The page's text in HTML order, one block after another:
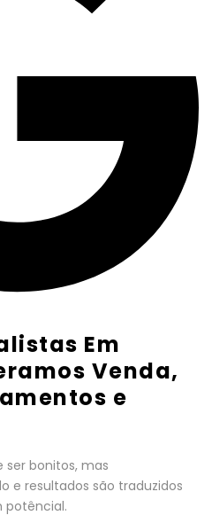
Em
Venda,
e
ser bonitos, mas
e resultados são traduzidos
potêncial.